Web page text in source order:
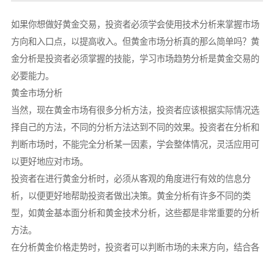
如果你想做好黄金交易，投资者必须学会使用技术分析来掌握市场
方向和入口点，以提高收入。但黄金市场分析真的那么简单吗？黄
金分析是投资者必须掌握的技能，学习市场趋势分析是黄金交易的
必要能力。
黄金市场分析
当然，现在黄金市场有很多分析方法，投资者应该根据实际情况选
择自己的方法，不同的分析方法达到不同的效果。投资者在分析和
判断市场时，不能完全分析某一因素，学会整体情况，灵活应用可
以更好地应对市场。
投资者在进行黄金分析时，必须从客观的角度进行有效的信息分
析，以便更好地帮助投资者做出决策。黄金分析有许多不同的类
型，如黄金基本面分析和黄金技术分析，这些都是非常重要的分析
方法。
在分析黄金价格走势时，投资者可以判断市场的未来方向，结合各